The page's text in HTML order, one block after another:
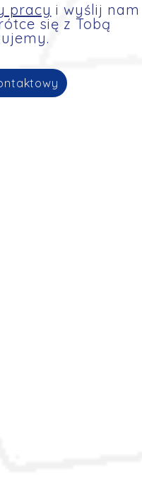
pracy i wyślij nam
się z Tobą